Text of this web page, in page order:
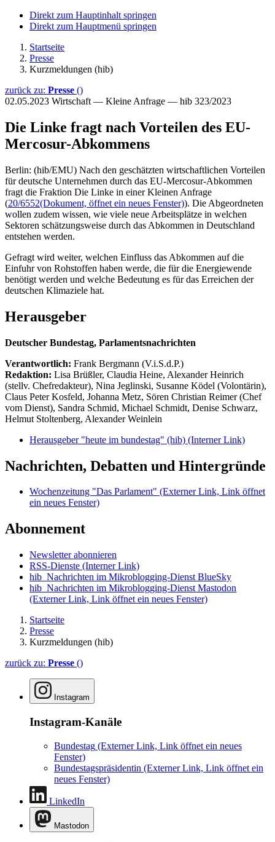
Direkt zum Hauptinhalt springen
Direkt zum Hauptmenü springen
Startseite
Presse
Kurzmeldungen (hib)
zurück zu: Presse ()
02.05.2023 Wirtschaft — Kleine Anfrage — hib 323/2023
Die Linke fragt nach Vorteilen des EU-
Mercosur-Abkommens
Berlin: (hib/EMU) Nach den geschätzten wirtschaftlichen Vorteilen
für deutsche Unternehmen durch das EU-Mercosur-Abkommen
fragt die Fraktion Die Linke in einer Kleinen Anfrage
(20/6552(Dokument, öffnet ein neues Fenster)). Die Abgeordneten
wollen zudem wissen, wie viele neue Arbeitsplätze in welchen
Sektoren schätzungsweise durch das Abkommen in Deutschland
entstehen werden.
Gefragt wird weiter, welchen Einfluss das Abkommen auf die
Einfuhr von Rohstoffen haben werde, die für die Energiewende
benötigt werden und welche Bedeutung es für das Erreichen der
deutschen Klimaziele hat.
Herausgeber
Deutscher Bundestag, Parlamentsnachrichten
Verantwortlich: Frank Bergmann (V.i.S.d.P.)
Redaktion: Lisa Brüßler, Claudia Heine, Alexander Heinrich
(stellv. Chefredakteur), Nina Jeglinski, Susanne Ködel (Volontärin),
Claus Peter Kosfeld, Johanna Metz, Sören Christian Reimer (Chef
vom Dienst), Sandra Schmid, Michael Schmidt, Denise Schwarz,
Helmut Stoltenberg, Alexander Weinlein
Herausgeber "heute im bundestag" (hib) (Interner Link)
Nachrichten, Debatten und Hintergründe
Wochenzeitung "Das Parlament" (Externer Link, Link öffnet
ein neues Fenster)
Abonnement
Newsletter abonnieren
RSS-Dienste (Interner Link)
hib_Nachrichten im Mikroblogging-Dienst BlueSky
hib_Nachrichten im Mikroblogging-Dienst Mastodon
(Externer Link, Link öffnet ein neues Fenster)
Startseite
Presse
Kurzmeldungen (hib)
zurück zu: Presse ()
Instagram
Instagram-Kanäle
Bundestag (Externer Link, Link öffnet ein neues
Fenster)
Bundestagspräsidentin (Externer Link, Link öffnet ein
neues Fenster)
LinkedIn
Mastodon